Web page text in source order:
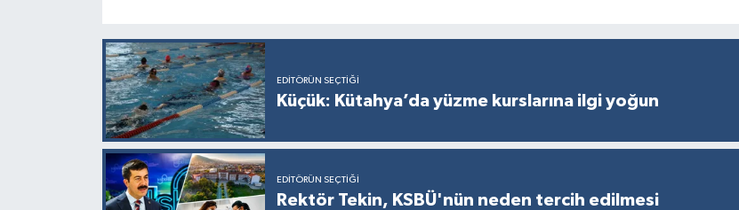
EDITÖRÜN SEÇTIĞI
Küçük: Kütahya’da yüzme kurslarına ilgi yoğun
EDITÖRÜN SEÇTIĞI
Rektör Tekin, KSBÜ'nün neden tercih edilmesi